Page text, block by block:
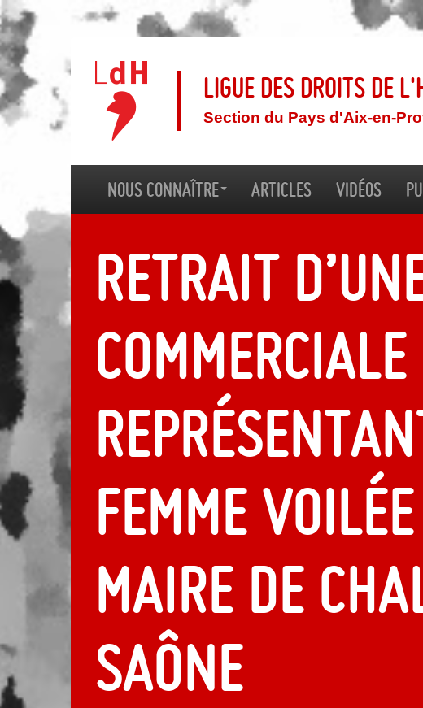
Ligue des droits de
Section du Pays d'Aix-en-
Nous connaître Articles Vidéos
Retrait
commerciale
femme
maire de
Saône